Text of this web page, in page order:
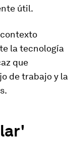
útil.
la tecnología
que
de trabajo y la